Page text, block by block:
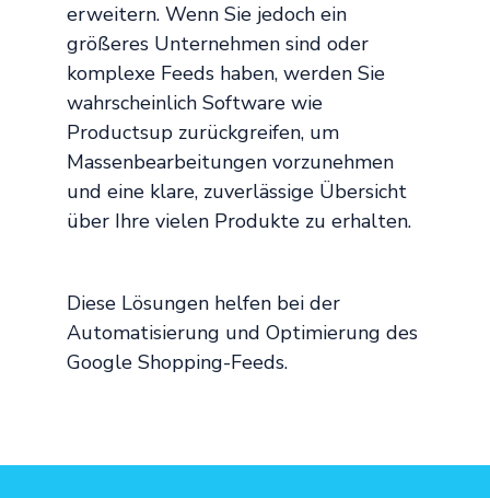
erweitern. Wenn Sie jedoch ein
größeres Unternehmen sind oder
komplexe Feeds haben, werden Sie
wahrscheinlich Software wie
Productsup zurückgreifen, um
Massenbearbeitungen vorzunehmen
und eine klare, zuverlässige Übersicht
über Ihre vielen Produkte zu erhalten.
Diese Lösungen helfen bei der
Automatisierung und Optimierung des
Google Shopping-Feeds.